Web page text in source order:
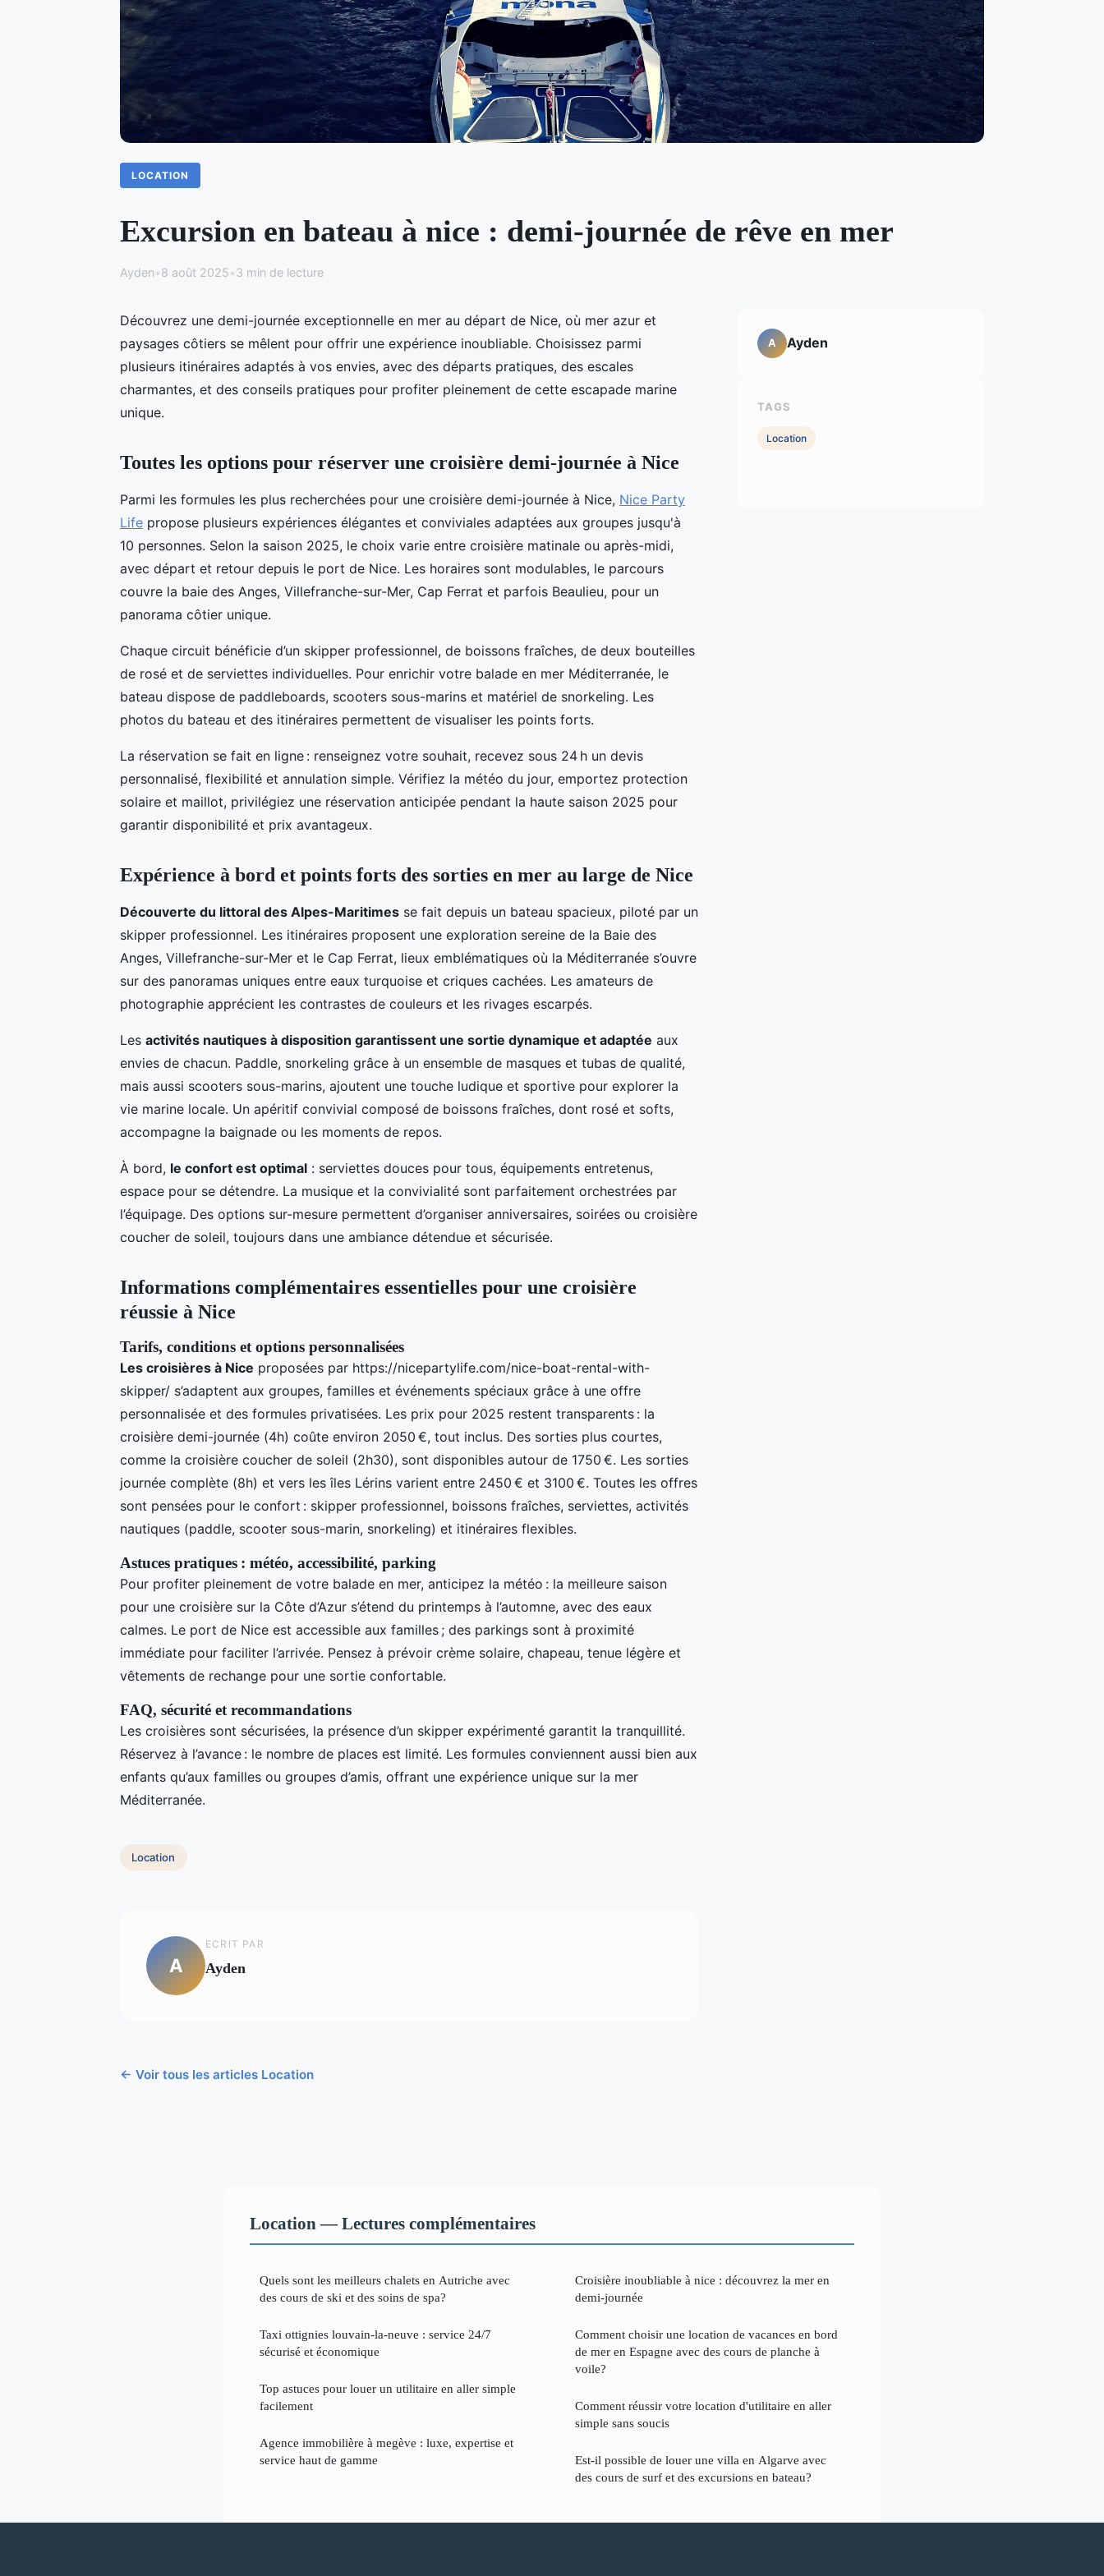
LOCATION
Excursion en bateau à nice : demi-journée de rêve en mer
Ayden•8 août 2025•3 min de lecture
Découvrez une demi-journée exceptionnelle en mer au départ de Nice, où mer azur et
paysages côtiers se mêlent pour offrir une expérience inoubliable. Choisissez parmi
plusieurs itinéraires adaptés à vos envies, avec des départs pratiques, des escales
charmantes, et des conseils pratiques pour profiter pleinement de cette escapade marine
unique.
Toutes les options pour réserver une croisière demi-journée à Nice
Parmi les formules les plus recherchées pour une croisière demi-journée à Nice, Nice Party
Life propose plusieurs expériences élégantes et conviviales adaptées aux groupes jusqu'à
10 personnes. Selon la saison 2025, le choix varie entre croisière matinale ou après-midi,
avec départ et retour depuis le port de Nice. Les horaires sont modulables, le parcours
couvre la baie des Anges, Villefranche-sur-Mer, Cap Ferrat et parfois Beaulieu, pour un
panorama côtier unique.
Chaque circuit bénéficie d’un skipper professionnel, de boissons fraîches, de deux bouteilles
de rosé et de serviettes individuelles. Pour enrichir votre balade en mer Méditerranée, le
bateau dispose de paddleboards, scooters sous-marins et matériel de snorkeling. Les
photos du bateau et des itinéraires permettent de visualiser les points forts.
La réservation se fait en ligne : renseignez votre souhait, recevez sous 24 h un devis
personnalisé, flexibilité et annulation simple. Vérifiez la météo du jour, emportez protection
solaire et maillot, privilégiez une réservation anticipée pendant la haute saison 2025 pour
garantir disponibilité et prix avantageux.
Expérience à bord et points forts des sorties en mer au large de Nice
Découverte du littoral des Alpes-Maritimes se fait depuis un bateau spacieux, piloté par un
skipper professionnel. Les itinéraires proposent une exploration sereine de la Baie des
Anges, Villefranche-sur-Mer et le Cap Ferrat, lieux emblématiques où la Méditerranée s’ouvre
sur des panoramas uniques entre eaux turquoise et criques cachées. Les amateurs de
photographie apprécient les contrastes de couleurs et les rivages escarpés.
Les activités nautiques à disposition garantissent une sortie dynamique et adaptée aux
envies de chacun. Paddle, snorkeling grâce à un ensemble de masques et tubas de qualité,
mais aussi scooters sous-marins, ajoutent une touche ludique et sportive pour explorer la
vie marine locale. Un apéritif convivial composé de boissons fraîches, dont rosé et softs,
accompagne la baignade ou les moments de repos.
À bord, le confort est optimal : serviettes douces pour tous, équipements entretenus,
espace pour se détendre. La musique et la convivialité sont parfaitement orchestrées par
l’équipage. Des options sur-mesure permettent d’organiser anniversaires, soirées ou croisière
coucher de soleil, toujours dans une ambiance détendue et sécurisée.
Informations complémentaires essentielles pour une croisière
réussie à Nice
Tarifs, conditions et options personnalisées
Les croisières à Nice proposées par https://nicepartylife.com/nice-boat-rental-with-
skipper/ s’adaptent aux groupes, familles et événements spéciaux grâce à une offre
personnalisée et des formules privatisées. Les prix pour 2025 restent transparents : la
croisière demi-journée (4h) coûte environ 2050 €, tout inclus. Des sorties plus courtes,
comme la croisière coucher de soleil (2h30), sont disponibles autour de 1750 €. Les sorties
journée complète (8h) et vers les îles Lérins varient entre 2450 € et 3100 €. Toutes les offres
sont pensées pour le confort : skipper professionnel, boissons fraîches, serviettes, activités
nautiques (paddle, scooter sous-marin, snorkeling) et itinéraires flexibles.
Astuces pratiques : météo, accessibilité, parking
Pour profiter pleinement de votre balade en mer, anticipez la météo : la meilleure saison
pour une croisière sur la Côte d’Azur s’étend du printemps à l’automne, avec des eaux
calmes. Le port de Nice est accessible aux familles ; des parkings sont à proximité
immédiate pour faciliter l’arrivée. Pensez à prévoir crème solaire, chapeau, tenue légère et
vêtements de rechange pour une sortie confortable.
FAQ, sécurité et recommandations
Les croisières sont sécurisées, la présence d’un skipper expérimenté garantit la tranquillité.
Réservez à l’avance : le nombre de places est limité. Les formules conviennent aussi bien aux
enfants qu’aux familles ou groupes d’amis, offrant une expérience unique sur la mer
Méditerranée.
Location
A
ECRIT PAR
Ayden
← Voir tous les articles Location
A Ayden
TAGS
Location
Location — Lectures complémentaires
Quels sont les meilleurs chalets en Autriche avec
des cours de ski et des soins de spa?
Taxi ottignies louvain-la-neuve : service 24/7
sécurisé et économique
Top astuces pour louer un utilitaire en aller simple
facilement
Agence immobilière à megève : luxe, expertise et
service haut de gamme
Croisière inoubliable à nice : découvrez la mer en
demi-journée
Comment choisir une location de vacances en bord
de mer en Espagne avec des cours de planche à
voile?
Comment réussir votre location d'utilitaire en aller
simple sans soucis
Est-il possible de louer une villa en Algarve avec
des cours de surf et des excursions en bateau?